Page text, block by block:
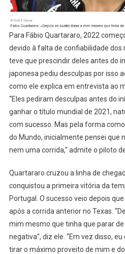
Para Fábio Quartararo, 2022
devido à falta de confiabilidade dos
teve que prescindir deles antes do
japonesa pediu desculpas por isso
como ele explica em entrevista ao
“Eles pediram desculpas antes do
ganhar o título mundial de 2021,
com sucesso. Mas pela forma
do Mundo, inicialmente pensei que
nem uma corrida,” admite o piloto
Quartararo cruzou a linha de
conquistou a primeira vitória da
Portugal. O sucesso veio depois
após a corrida anterior no Texas.
mim mesmo que tinha que parar
negativa”, diz ele. “Em vez disso,
tirar o máximo proveito de mim e